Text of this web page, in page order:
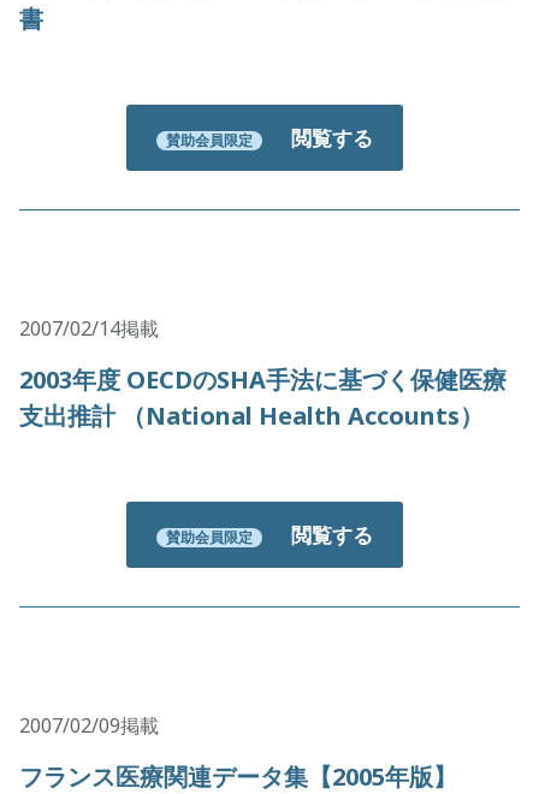
書
賛助会員限定 閲覧する
2007/02/14掲載
2003年度 OECDのSHA手法に基づく保健医療
支出推計 （National Health Accounts）
賛助会員限定 閲覧する
2007/02/09掲載
フランス医療関連データ集【2005年版】